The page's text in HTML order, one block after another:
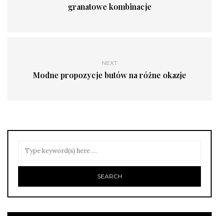
granatowe kombinacje
NEXT
Modne propozycje butów na różne okazje